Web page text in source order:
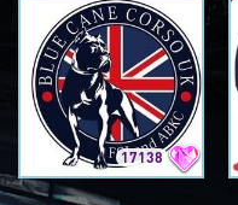
17138